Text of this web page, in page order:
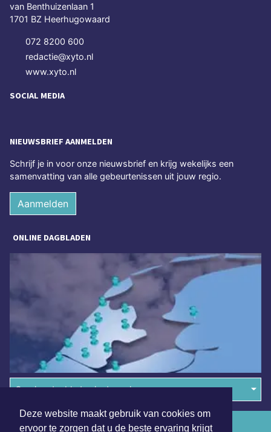
Deze website maakt gebruik van cookies om
ervoor te zorgen dat u de beste ervaring krijgt
van Benthuizenlaan 1
1701 BZ Heerhugowaard
072 8200 600
redactie@xyto.nl
www.xyto.nl
SOCIAL MEDIA
NIEUWSBRIEF AANMELDEN
Schrijf je in voor onze nieuwsbrief en krijg wekelijks een
samenvatting van alle gebeurtenissen uit jouw regio.
Aanmelden
ONLINE DAGBLADEN
Overige dagbladen in de regio
Algemene voorwaarden